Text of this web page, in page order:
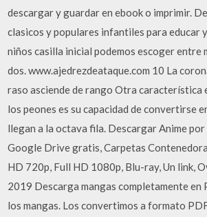
descargar y guardar en ebook o imprimir.
clasicos y populares infantiles para educar
niños casilla inicial podemos escoger entre
dos. www.ajedrezdeataque.com 10 La
raso asciende de rango Otra característica
los peones es su capacidad de convertirse
llegan a la octava fila. Descargar Anime
Google Drive gratis, Carpetas
HD 720p, Full HD 1080p, Blu-ray, Un link,
2019 Descarga mangas completamente en
los mangas. Los convertimos a formato